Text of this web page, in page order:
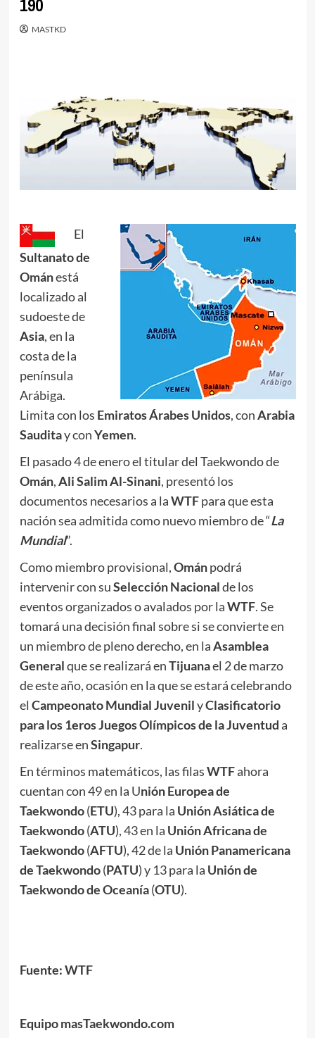
190
MASTKD
El
Sultanato de
Ománestá
localizado al
sudoeste de
Asia, en la
costa de la
península
Arábiga.
Limita con los Emiratos Árabes Unidos, conArabia
Sauditay conYemen.
El pasado 4 de enero el titular del Taekwondo de
Omán,Ali Salim Al-Sinani, presentó los
documentos necesarios a laWTFpara que esta
nación sea admitida como nuevo miembro de “La
Mundial”.
Como miembro provisional,Ománpodrá
intervenir con suSelección Nacionalde los
eventos organizados o avalados por laWTF. Se
tomará una decisión final sobre si se convierte en
un miembro de pleno derecho, en laAsamblea
Generalque se realizará enTijuanael 2 de marzo
de este año, ocasión en la que se estará celebrando
el Campeonato Mundial JuvenilyClasificatorio
para los 1eros Juegos Olímpicos de la Juventuda
realizarse enSingapur.
En términos matemáticos, las filasWTFahora
cuentan con 49 en la Unión Europea de
Taekwondo(ETU), 43 para la Unión Asiática de
Taekwondo(ATU), 43 en la Unión Africana de
Taekwondo(AFTU), 42 de la Unión Panamericana
de Taekwondo(PATU) y 13 para la Unión de
Taekwondo de Oceanía(OTU).
Fuente: WTF
Equipo masTaekwondo.com